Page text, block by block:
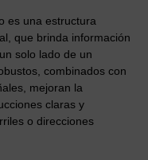
es una estructura
que brinda información
solo lado de un
combinados con
mejoran la
claras y
o direcciones